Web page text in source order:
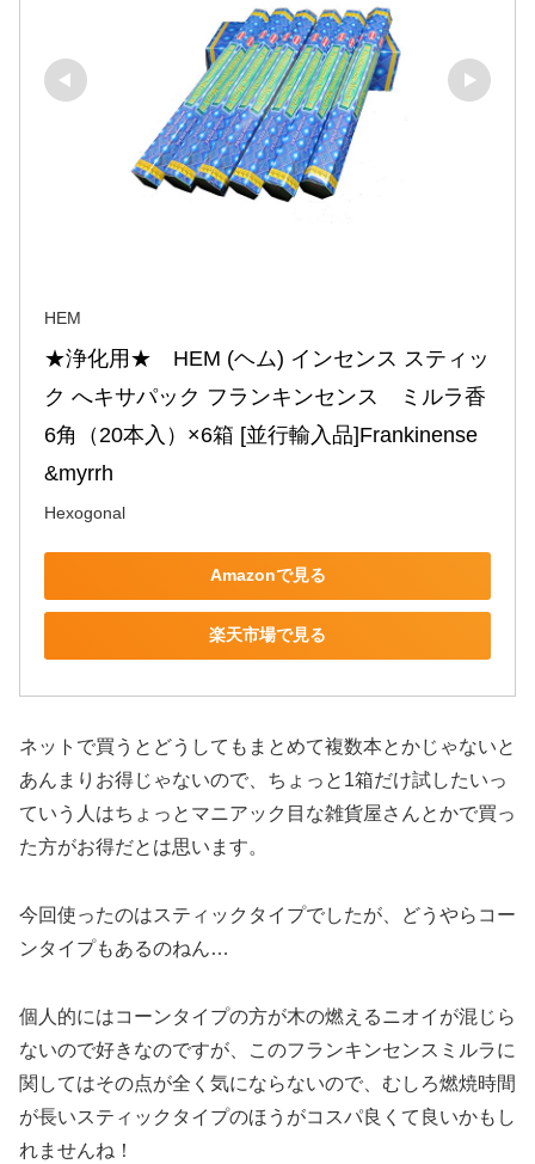
HEM
★浄化用★　HEM (ヘム) インセンス スティッ
ク へキサパック フランキンセンス　ミルラ香
6角（20本入）×6箱 [並行輸入品]Frankinense
&myrrh
Hexogonal
Amazonで見る
楽天市場で見る
ネットで買うとどうしてもまとめて複数本とかじゃないと
あんまりお得じゃないので、ちょっと1箱だけ試したいっ
ていう人はちょっとマニアック目な雑貨屋さんとかで買っ
た方がお得だとは思います。
今回使ったのはスティックタイプでしたが、どうやらコー
ンタイプもあるのねん…
個人的にはコーンタイプの方が木の燃えるニオイが混じら
ないので好きなのですが、このフランキンセンスミルラに
関してはその点が全く気にならないので、むしろ燃焼時間
が長いスティックタイプのほうがコスパ良くて良いかもし
れませんね！